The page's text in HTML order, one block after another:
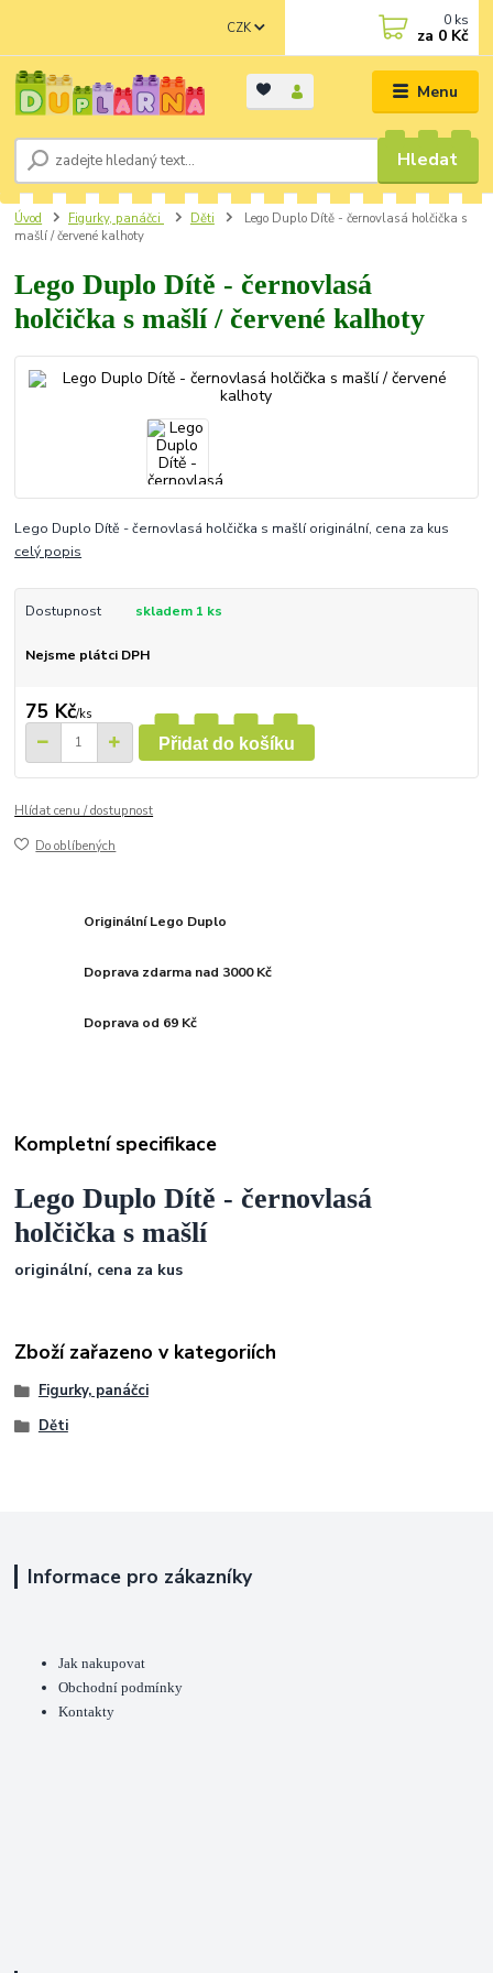
Menu
CZK
Hledat
0 ks
za 0 Kč
Úvod Figurky, panáčci Děti
Lego Duplo Dítě - černovlasá holčička s
mašlí / červené kalhoty
Lego Duplo Dítě - černovlasá
holčička s mašlí / červené kalhoty
Lego Duplo Dítě - černovlasá holčička s mašlí originální, cena za kus
celý popis
Dostupnost skladem 1 ks
Nejsme plátci DPH
75 Kč/ks
Přidat do košíku
Hlídat cenu / dostupnost
Do oblíbených
Originální Lego Duplo
Doprava zdarma nad 3000 Kč
Doprava od 69 Kč
Kompletní specifikace
Lego Duplo Dítě - černovlasá
holčička s mašlí
originální, cena za kus
Zboží zařazeno v kategoriích
Figurky, panáčci
Děti
Informace pro zákazníky
Jak nakupovat
Obchodní podmínky
Kontakty